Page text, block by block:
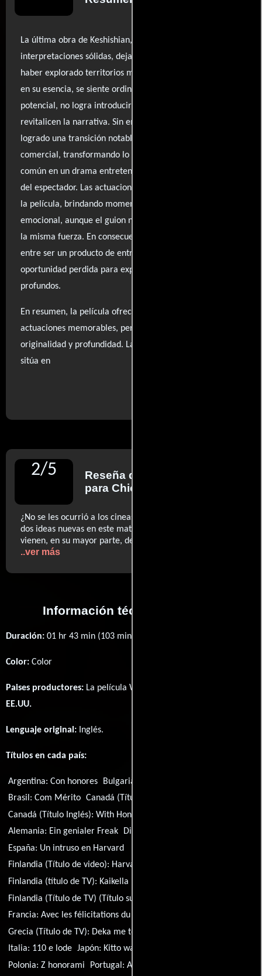
La última obra de Keshishian, aunque se sostiene en
interpretaciones sólidas, deja la sensación de que podría
haber explorado territorios más innovadores. La trama,
en su esencia, se siente ordinaria y, a pesar de su
potencial, no logra introducir ideas frescas que
revitalicen la narrativa. Sin embargo, el director ha
logrado una transición notable del cine alternativo al
comercial, transformando lo que podría ser un relato
común en un drama entretenido que capta la atención
del espectador. Las actuaciones son, sin duda, el alma de
la película, brindando momentos de gran intensidad
emocional, aunque el guion no siempre las acompaña con
la misma fuerza. En consecuencia, la película se debate
entre ser un producto de entretenimiento y una
oportunidad perdida para explorar conceptos más
profundos.
En resumen, la película ofrece un espectáculo visual y
actuaciones memorables, pero decepciona en su falta de
originalidad y profundidad. La valoración promedio se
sitúa en
2/5 Reseña de
para Chicago Sun-Times
¿No se les ocurrió a los cineastas introducir una o incluso
dos ideas nuevas en este material?. (...) Sus cualidades
vienen, en su mayor parte, de sus interpretaciones (...)
..ver más
Información técnica y general
Duración: 01 hr 43 min (103 minutos) .
Color: Color
Paises productores: La película With Honors fué producida en
EE.UU.
Lenguaje original: Inglés.
Títulos en cada país:
Argentina:Con honores Bulgaria (título búlgaro):
Brasil:Com Mérito Canadá (Título francés):
Canadá (Título Inglés):With Honors
Alemania: Ein genialer Freak Dinamarca:
España: Un intruso en Harvard
Finlandia (Título de video): Harvardin pummi
Finlandia (título de TV): Kaikella kunnialla
Finlandia (Título de TV) (Título sueco):
Francia:Avec les félicitations du jury
Grecia (Título de TV): Deka me tono
Italia: 110 e lode Japón: Kitto wasurenai
Polonia:Z honorami Portugal: A Escola da Vida